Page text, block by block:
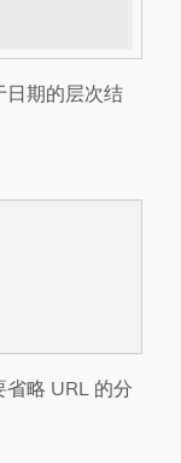
日期的层次结
略 URL 的分